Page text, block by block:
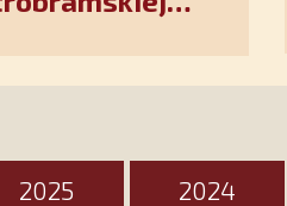
2025 2024